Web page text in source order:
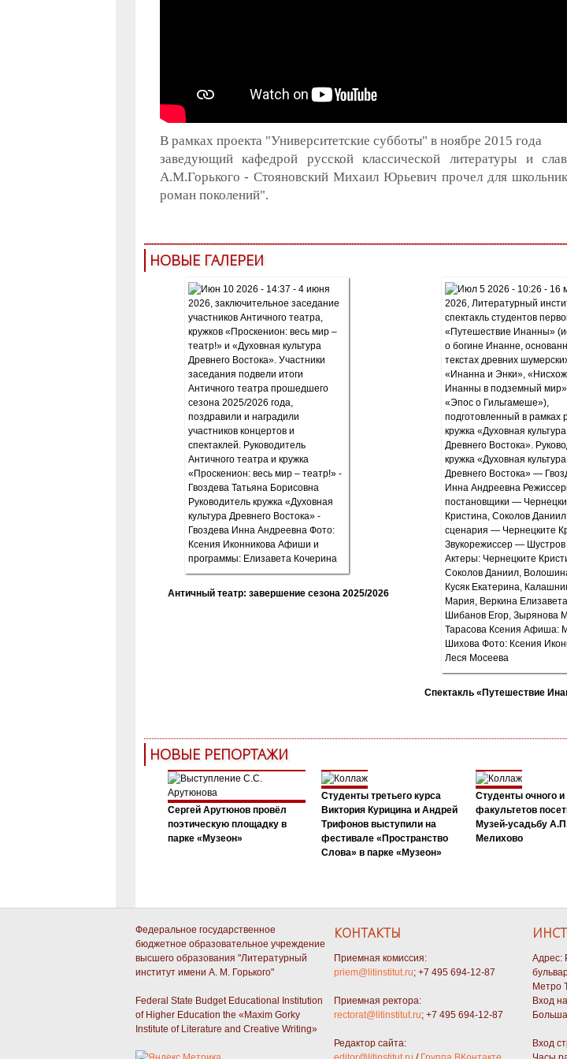
В рамках проекта "Университетские субботы" в ноябре 2015 года
заведующий кафедрой русской классической литературы и
А.М.Горького - Стояновский Михаил Юрьевич прочел для
роман поколений".
НОВЫЕ ГАЛЕРЕИ
Античный театр: завершение сезона 2025/2026
Спектакль «Путешествие
НОВЫЕ РЕПОРТАЖИ
Сергей Арутюнов провёл
поэтическую площадку в
парке «Музеон»
Студенты третьего курса
Виктория Курицина и Андрей
Трифонов выступили на
фестивале «Пространство
Слова» в парке «Музеон»
Студенты очного и
факультетов
Музей-усадьбу
Мелихово
Федеральное государственное
бюджетное образовательное учреждение
высшего образования "Литературный
институт имени А. М. Горького"
Federal State Budget Educational Institution
of Higher Education the «Maxim Gorky
Institute of Literature and Creative Writing»
КОНТАКТЫ
Приемная комиссия:
priem@litinstitut.ru; +7 495 694-12-87
Приемная ректора:
rectorat@litinstitut.ru; +7 495 694-12-87
Редактор сайта:
Адрес:
Метро
Вход
Вход